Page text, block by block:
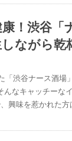
！渋谷「
ながら乾
「渋谷ナース酒場
なキャッチーな
興味を惹かれた